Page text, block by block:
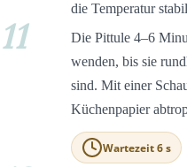
die Temperatur
11
Die Pittule 4–6
wenden, bis sie
sind. Mit einer
Küchenpapier
Wartezeit 6 s